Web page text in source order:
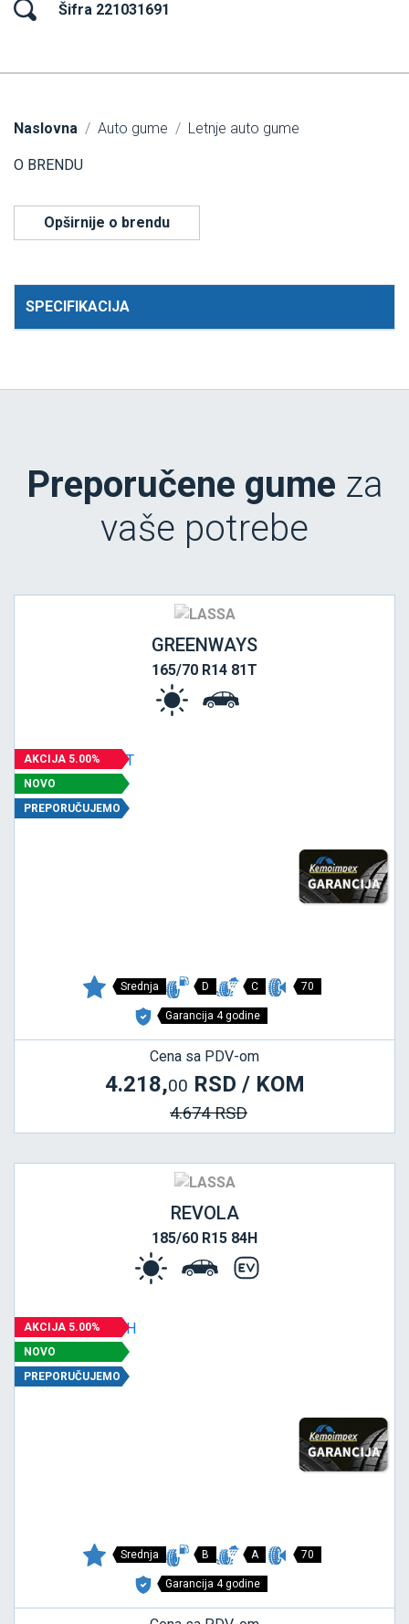
Šifra 221031691
Naslovna Auto gume Letnje auto gume
O BRENDU
Opširnije o brendu
SPECIFIKACIJA
Preporučene gume za
vaše potrebe
GREENWAYS
165/70 R14 81T
AKCIJA 5.00%
NOVO
PREPORUČUJEMO
Srednja D C 70
Garancija 4 godine
Cena sa PDV-om
4.218,00 RSD / KOM
4.674 RSD
REVOLA
185/60 R15 84H
AKCIJA 5.00%
NOVO
PREPORUČUJEMO
Srednja B A 70
Garancija 4 godine